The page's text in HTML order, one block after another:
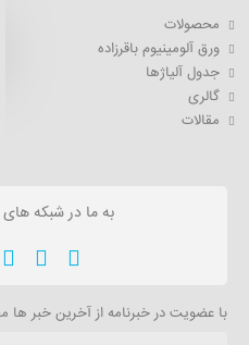
محصولات
ورق آلومینیوم باقرزاده
جدول آلیاژها
گالری
مقالات
به ما در شبکه های
با عضویت در خبرنامه از آخرین خبر ها